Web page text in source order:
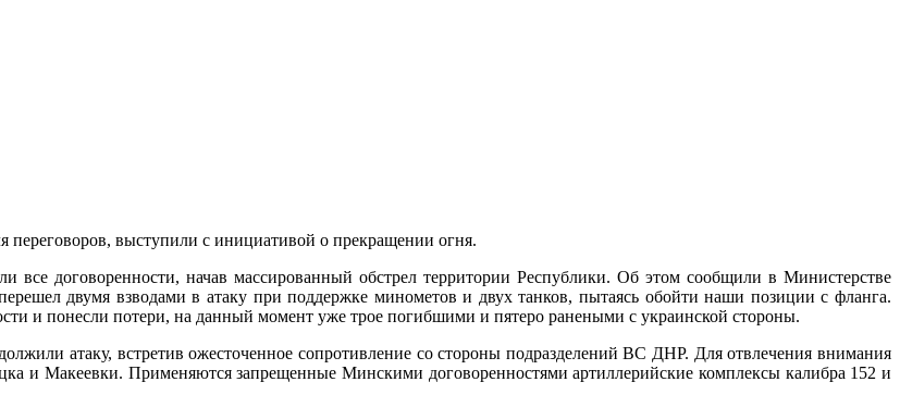
выступили с инициативой о прекращении огня.
договоренности, начав массированный обстрел территории Республики. Об этом сообщили в Министерстве
двумя взводами в атаку при поддержке минометов и двух танков, пытаясь обойти наши позиции с фланга.
и понесли потери, на данный момент уже трое погибшими и пятеро ранеными с украинской стороны.
атаку, встретив ожесточенное сопротивление со стороны подразделений ВС ДНР. Для отвлечения внимания
и Макеевки. Применяются запрещенные Минскими договоренностями артиллерийские комплексы калибра 152 и